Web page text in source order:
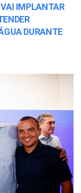
IMPLANTAR
DURANTE